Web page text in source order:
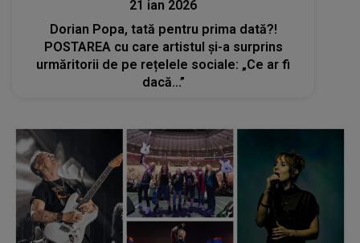
21 ian 2026
Dorian Popa, tată pentru prima dată?!
POSTAREA cu care artistul și-a surprins
urmăritorii de pe rețelele sociale: „Ce ar fi
dacă...”